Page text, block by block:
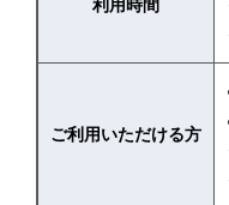
利用時間
ご利用いただける方